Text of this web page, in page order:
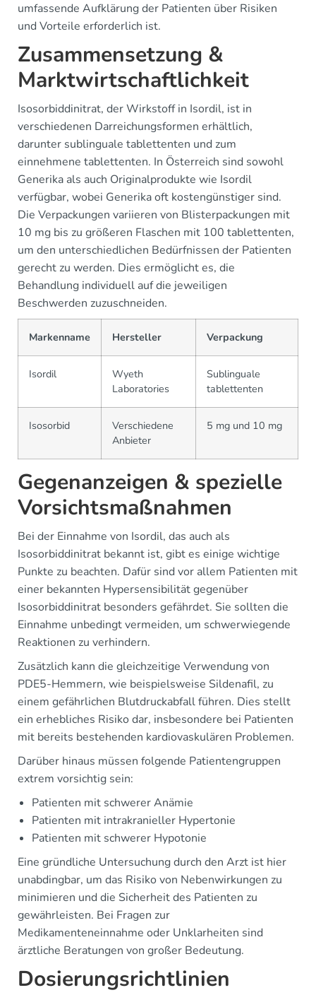
umfassende Aufklärung der Patienten über Risiken
und Vorteile erforderlich ist.
Zusammensetzung &
Marktwirtschaftlichkeit
Isosorbiddinitrat, der Wirkstoff in Isordil, ist in
verschiedenen Darreichungsformen erhältlich,
darunter sublinguale tablettenten und zum
einnehmene tablettenten. In Österreich sind sowohl
Generika als auch Originalprodukte wie Isordil
verfügbar, wobei Generika oft kostengünstiger sind.
Die Verpackungen variieren von Blisterpackungen mit
10 mg bis zu größeren Flaschen mit 100 tablettenten,
um den unterschiedlichen Bedürfnissen der Patienten
gerecht zu werden. Dies ermöglicht es, die
Behandlung individuell auf die jeweiligen
Beschwerden zuzuschneiden.
Markenname Hersteller Verpackung
Isordil
Wyeth
Laboratories
Sublinguale
tablettenten
Isosorbid
Verschiedene
Anbieter
5 mg und 10 mg
Gegenanzeigen & spezielle
Vorsichtsmaßnahmen
Bei der Einnahme von Isordil, das auch als
Isosorbiddinitrat bekannt ist, gibt es einige wichtige
Punkte zu beachten. Dafür sind vor allem Patienten mit
einer bekannten Hypersensibilität gegenüber
Isosorbiddinitrat besonders gefährdet. Sie sollten die
Einnahme unbedingt vermeiden, um schwerwiegende
Reaktionen zu verhindern.
Zusätzlich kann die gleichzeitige Verwendung von
PDE5-Hemmern, wie beispielsweise Sildenafil, zu
einem gefährlichen Blutdruckabfall führen. Dies stellt
ein erhebliches Risiko dar, insbesondere bei Patienten
mit bereits bestehenden kardiovaskulären Problemen.
Darüber hinaus müssen folgende Patientengruppen
extrem vorsichtig sein:
Patienten mit schwerer Anämie
Patienten mit intrakranieller Hypertonie
Patienten mit schwerer Hypotonie
Eine gründliche Untersuchung durch den Arzt ist hier
unabdingbar, um das Risiko von Nebenwirkungen zu
minimieren und die Sicherheit des Patienten zu
gewährleisten. Bei Fragen zur
Medikamenteneinnahme oder Unklarheiten sind
ärztliche Beratungen von großer Bedeutung.
Dosierungsrichtlinien